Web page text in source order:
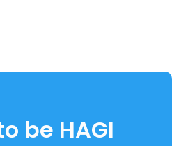
be HAGI